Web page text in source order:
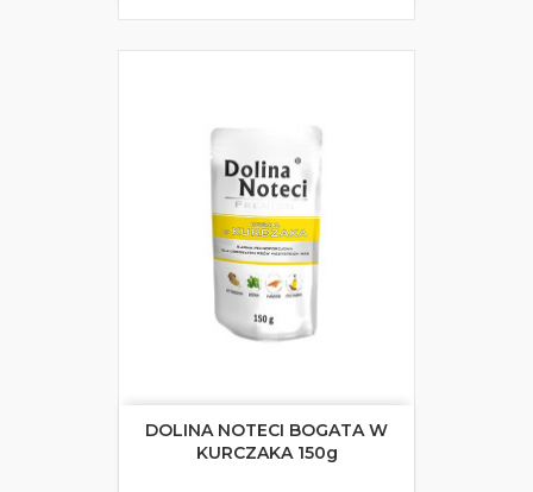
DOLINA NOTECI BOGATA W
KURCZAKA 150g